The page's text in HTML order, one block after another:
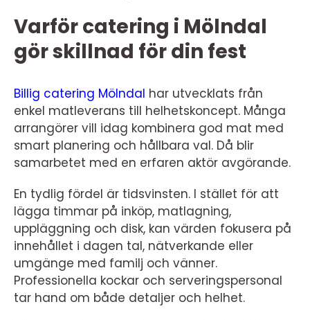
Varför catering i Mölndal
gör skillnad för din fest
Billig catering Mölndal har utvecklats från
enkel matleverans till helhetskoncept. Många
arrangörer vill idag kombinera god mat med
smart planering och hållbara val. Då blir
samarbetet med en erfaren aktör avgörande.
En tydlig fördel är tidsvinsten. I stället för att
lägga timmar på inköp, matlagning,
uppläggning och disk, kan värden fokusera på
innehållet i dagen tal, nätverkande eller
umgänge med familj och vänner.
Professionella kockar och serveringspersonal
tar hand om både detaljer och helhet.